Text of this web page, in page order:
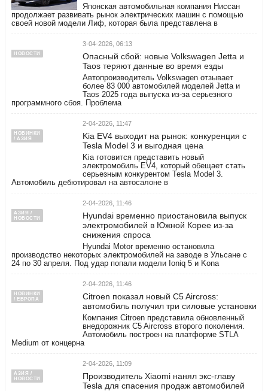
Японская автомобильная компания Ниссан
продолжает развивать рынок электрических машин с помощью
своей новой модели Лиф, которая была представлена в
НОВОСТИ
3-04-2026, 06:13
Опасный сбой: новые Volkswagen Jetta и
Taos теряют данные во время езды
Автопроизводитель Volkswagen отзывает
более 83 000 автомобилей моделей Jetta и
Taos 2025 года выпуска из-за серьезного
программного сбоя. Проблема
НОВИНКИ
/ АЗИЯ
2-04-2026, 11:47
Kia EV4 выходит на рынок: конкуренция с
Tesla Model 3 и выгодная цена
Kia готовится представить новый
электромобиль EV4, который обещает стать
серьезным конкурентом Tesla Model 3.
Автомобиль дебютировал на автосалоне в
АЗИЯ /
НОВОСТИ
2-04-2026, 11:46
Hyundai временно приостановила выпуск
электромобилей в Южной Корее из-за
снижения спроса
Hyundai Motor временно остановила
производство некоторых электромобилей на заводе в Ульсане с
24 по 30 апреля. Под удар попали модели Ioniq 5 и Kona
НОВИНКИ
/ ЕВРОПА
2-04-2026, 11:46
Citroen показал новый C5 Aircross:
автомобиль получил три силовые установки
Компания Citroen представила обновленный
внедорожник C5 Aircross второго поколения.
Автомобиль построен на платформе STLA
Medium от концерна
АЗИЯ /
НОВОСТИ
2-04-2026, 11:09
Производитель Xiaomi нанял экс-главу
Tesla для спасения продаж автомобилей